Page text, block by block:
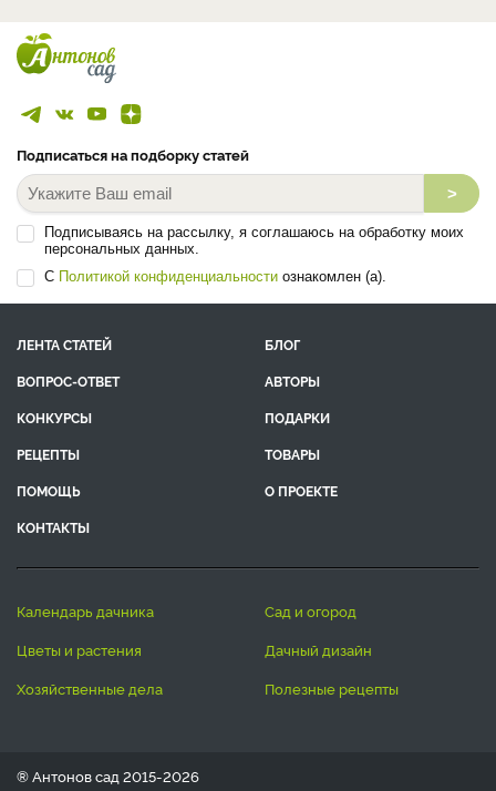
Подписаться на подборку статей
>
Подписываясь на рассылку, я соглашаюсь на обработку моих
персональных данных.
С Политикой конфиденциальности ознакомлен (а).
ЛЕНТА СТАТЕЙ
БЛОГ
ВОПРОС-ОТВЕТ
АВТОРЫ
КОНКУРСЫ
ПОДАРКИ
РЕЦЕПТЫ
ТОВАРЫ
ПОМОЩЬ
О ПРОЕКТЕ
КОНТАКТЫ
календарь дачника
сад и огород
цветы и растения
дачный дизайн
хозяйственные дела
полезные рецепты
® Антонов сад 2015-2026